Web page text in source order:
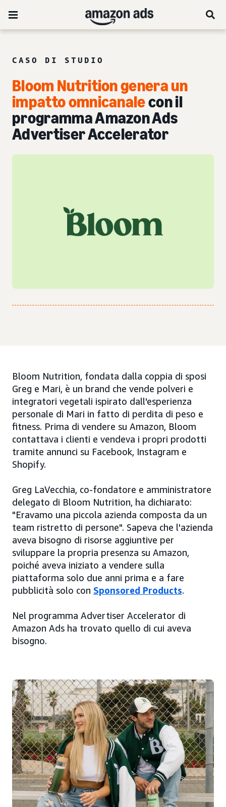
CASO DI STUDIO
Bloom Nutrition genera un
impatto omnicanalecon il
programma Amazon Ads
Advertiser Accelerator
Bloom Nutrition, fondata dalla coppia di sposi
Greg e Mari, è un brand che vende polveri e
integratori vegetali ispirato dall'esperienza
personale di Mari in fatto di perdita di peso e
fitness. Prima di vendere su Amazon, Bloom
contattava i clienti e vendeva i propri prodotti
tramite annunci su Facebook, Instagram e
Shopify.
Greg LaVecchia, co-fondatore e amministratore
delegato di Bloom Nutrition, ha dichiarato:
"Eravamo una piccola azienda composta da un
team ristretto di persone". Sapeva che l'azienda
aveva bisogno di risorse aggiuntive per
sviluppare la propria presenza su Amazon,
poiché aveva iniziato a vendere sulla
piattaforma solo due anni prima e a fare
pubblicità solo con Sponsored Products.
Nel programma Advertiser Accelerator di
Amazon Ads ha trovato quello di cui aveva
bisogno.